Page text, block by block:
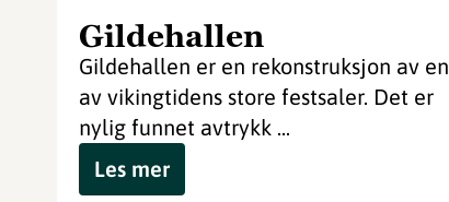
Gildehallen
Gildehallen er en rekonstruksjon av en
av vikingtidens store festsaler. Det er
nylig funnet avtrykk ...
Les mer